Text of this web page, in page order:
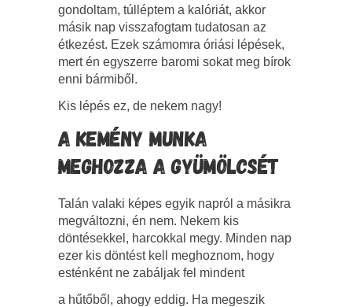
gondoltam, túlléptem a kalóriát, akkor
másik nap visszafogtam tudatosan az
étkezést. Ezek számomra óriási lépések,
mert én egyszerre baromi sokat meg bírok
enni bármiből.
Kis lépés ez, de nekem nagy!
A KEMÉNY MUNKA
MEGHOZZA A GYÜMÖLCSÉT
Talán valaki képes egyik napról a másikra
megváltozni, én nem. Nekem kis
döntésekkel, harcokkal megy. Minden nap
ezer kis döntést kell meghoznom, hogy
esténként ne zabáljak fel mindent
a hűtőből, ahogy eddig. Ha megeszik